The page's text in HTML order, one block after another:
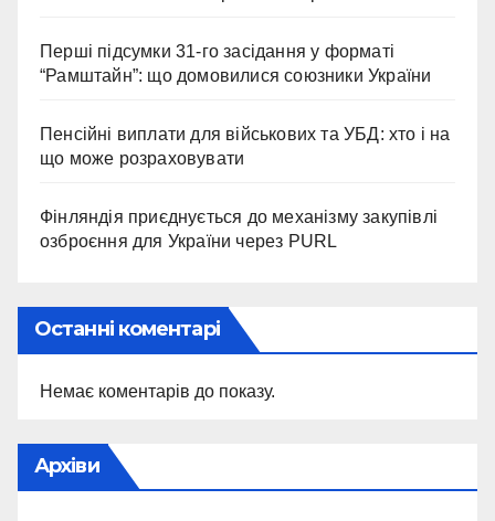
Перші підсумки 31-го засідання у форматі
“Рамштайн”: що домовилися союзники України
Пенсійні виплати для військових та УБД: хто і на
що може розраховувати
Фінляндія приєднується до механізму закупівлі
озброєння для України через PURL
Останні коментарі
Немає коментарів до показу.
Архіви